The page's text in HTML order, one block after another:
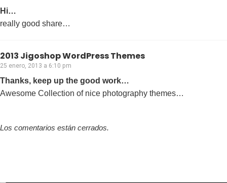
Hi…
really good share…
2013 Jigoshop WordPress Themes
25 enero, 2013 a 6:10 pm
Thanks, keep up the good work…
Awesome Collection of nice photography themes…
Los comentarios están cerrados.